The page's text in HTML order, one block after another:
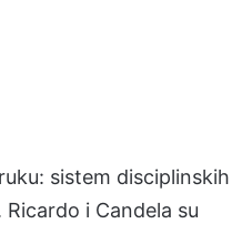
sistem disciplinskih
i Candela su